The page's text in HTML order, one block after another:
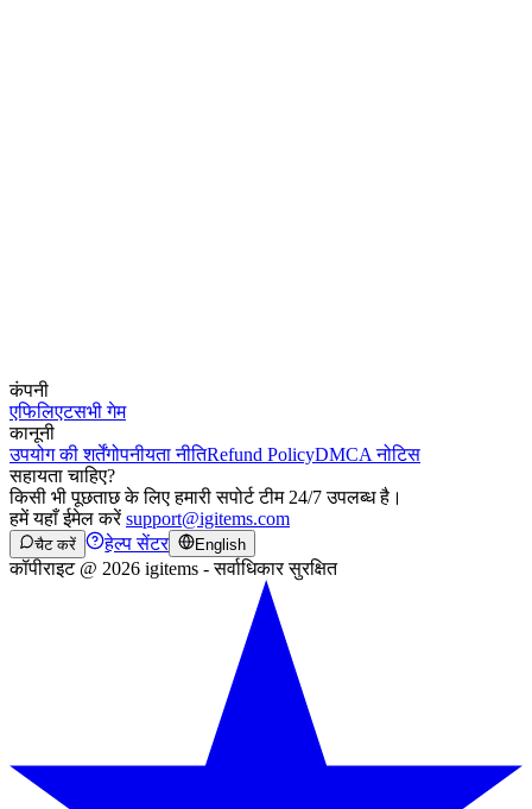
कंपनी
एफिलिएटसभी गेम
कानूनी
उपयोग की शर्तेंगोपनीयता नीतिRefund PolicyDMCA नोटिस
सहायता चाहिए?
किसी भी पूछताछ के लिए हमारी सपोर्ट टीम 24/7 उपलब्ध है।
हमें यहाँ ईमेल करेंsupport@igitems.com
चैट करें हेल्प सेंटर English
कॉपीराइट @ 2026 igitems - सर्वाधिकार सुरक्षित